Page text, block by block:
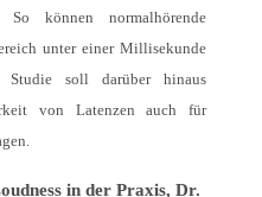
So können normalhörende
unter einer Millisekunde
Studie soll darüber hinaus
von Latenzen auch für
in der Praxis, Dr.